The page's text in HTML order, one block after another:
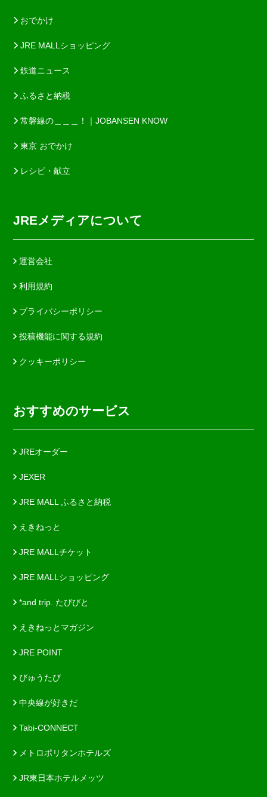
おでかけ
JRE MALLショッピング
鉄道ニュース
ふるさと納税
常磐線の＿＿＿！｜JOBANSEN KNOW
東京 おでかけ
レシピ・献立
JREメディアについて
運営会社
利用規約
プライバシーポリシー
投稿機能に関する規約
クッキーポリシー
おすすめのサービス
JREオーダー
JEXER
JRE MALL ふるさと納税
えきねっと
JRE MALLチケット
JRE MALLショッピング
*and trip. たびびと
えきねっとマガジン
JRE POINT
びゅうたび
中央線が好きだ
Tabi-CONNECT
メトロポリタンホテルズ
JR東日本ホテルメッツ